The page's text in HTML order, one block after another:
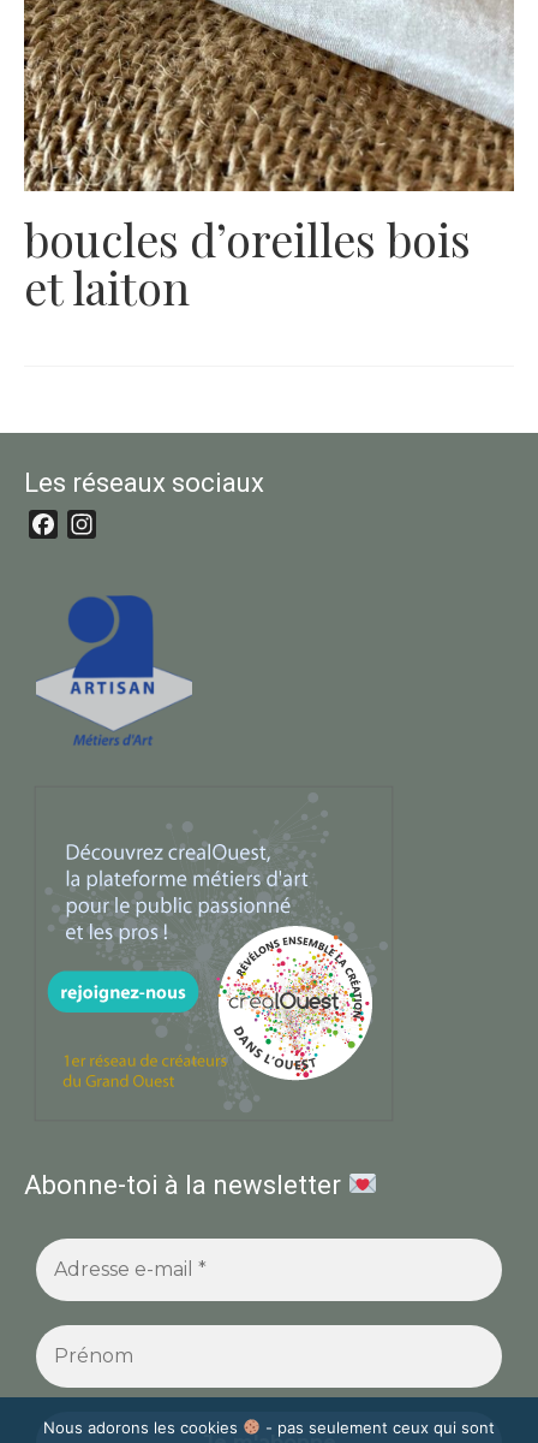
boucles d’oreilles bois
et laiton
Les réseaux sociaux
Facebook
Abonne-toi à la newsletter
Nous adorons les cookies
- pas seulement ceux qui sont